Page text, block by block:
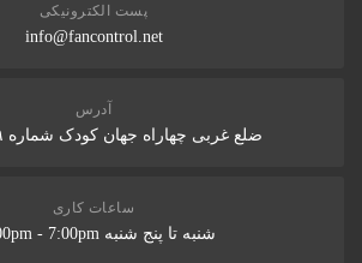
پست الکترونیکی
info@fancontrol.net
آدرس
ضلع غربی چهاراه جهان کودک شماره ۵۹ واحد 15
ساعات کاری
شنبه تا پنج شنبه 10:00pm - 7:00pm